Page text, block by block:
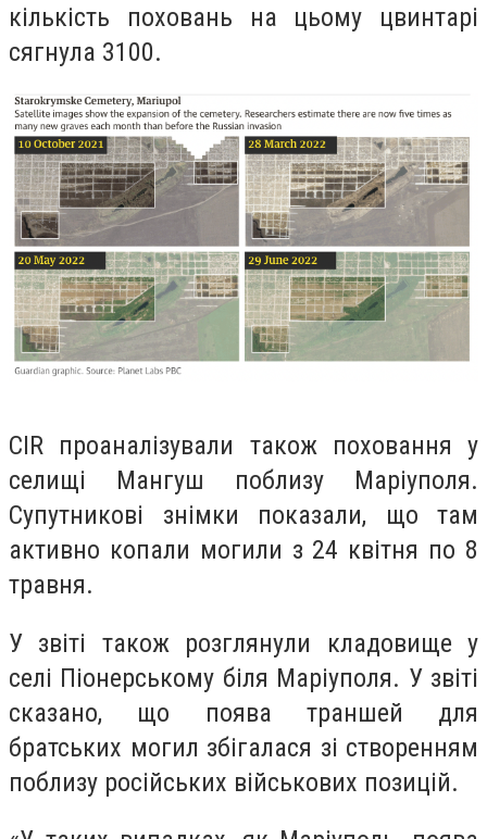
кількість поховань на цьому цвинтарі
сягнула 3100.
CIR проаналізували також поховання у
селищі Мангуш поблизу Маріуполя.
Супутникові знімки показали, що там
активно копали могили з 24 квітня по 8
травня.
У звіті також розглянули кладовище у
селі Піонерському біля Маріуполя. У звіті
сказано, що поява траншей для
братських могил збігалася зі створенням
поблизу російських військових позицій.